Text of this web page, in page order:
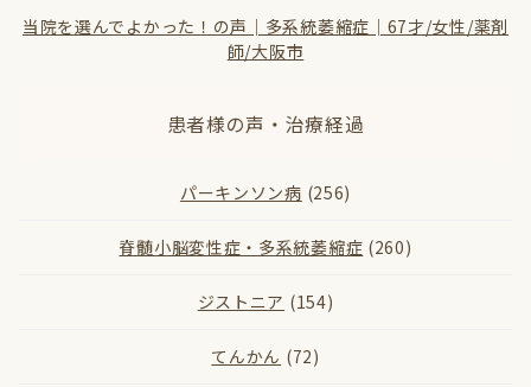
当院を選んでよかった！の声│多系統萎縮症│67才/女性/薬剤
師/大阪市
患者様の声・治療経過
パーキンソン病 (256)
脊髄小脳変性症・多系統萎縮症 (260)
ジストニア (154)
てんかん (72)